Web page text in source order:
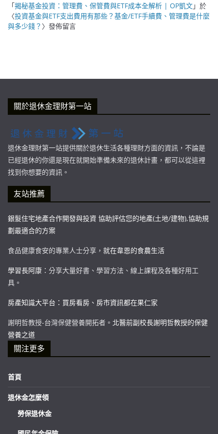
「揭秘基金投資：管理費、保管費與ETF成本全解析 | OP凱文」於
〈投資基金與ETF支出費用有那些？基金/ETF手續費、管理費是什麼
與多少錢？ 〉發佈留言
關於退休金理財第一站
退休金理財第一站提供關於退休生活各種理財方面的資訊，不論是
已經退休的你還是現在就開始準備未來的退休計畫，都可以從這裡
找到你想要的資訊。
友站推薦
銀髮住宅地產合作開發與投資 協助評估您的地產(土地/建物),協助規
劃最適合的方案
食品健康食安的專業人士分享， 就在韋恩的食農生活
學習長阿康 ：分享大量好書、學習方法、線上課程及各種好用工
具。
房產知識大平台：買房看房、房市資訊都在果仁家
謝明哲教授-台灣保健營養開拓者。 北醫前副校長謝明哲教授的保健
營養之道
關注更多
首頁
退休金怎麼領
勞保退休金